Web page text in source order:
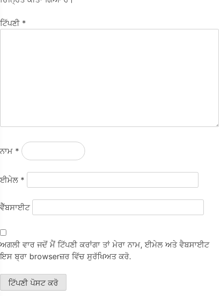
ਟਿੱਪਣੀ *
ਨਾਮ *
ਈਮੇਲ *
ਵੈੱਬਸਾਈਟ
ਅਗਲੀ ਵਾਰ ਜਦੋਂ ਮੈਂ ਟਿੱਪਣੀ ਕਰਾਂਗਾ ਤਾਂ ਮੇਰਾ ਨਾਮ, ਈਮੇਲ ਅਤੇ ਵੈਬਸਾਈਟ
ਇਸ ਬ੍ਰਾ browserਜ਼ਰ ਵਿੱਚ ਸੁਰੱਖਿਅਤ ਕਰੋ.